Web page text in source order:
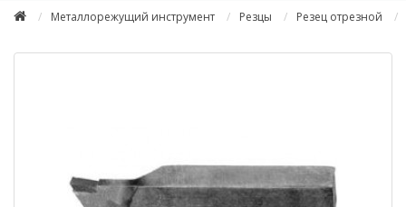
Металлорежущий инструмент Резцы Резец отрезной